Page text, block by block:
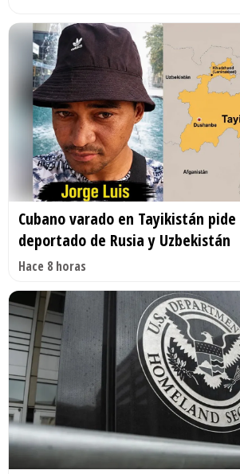
Cubano varado en Tayikistán
deportado de Rusia y Uzbekistán
Hace 8 horas